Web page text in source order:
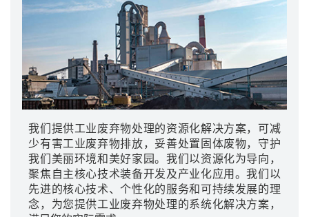
我们提供工业废弃物处理的资源化解决方案，可减
少有害工业废弃物排放，妥善处置固体废物，守护
我们美丽环境和美好家园。我们以资源化为导向，
聚焦自主核心技术装备开发及产业化应用。我们以
先进的核心技术、个性化的服务和可持续发展的理
念，为您提供工业废弃物处理的系统化解决方案，